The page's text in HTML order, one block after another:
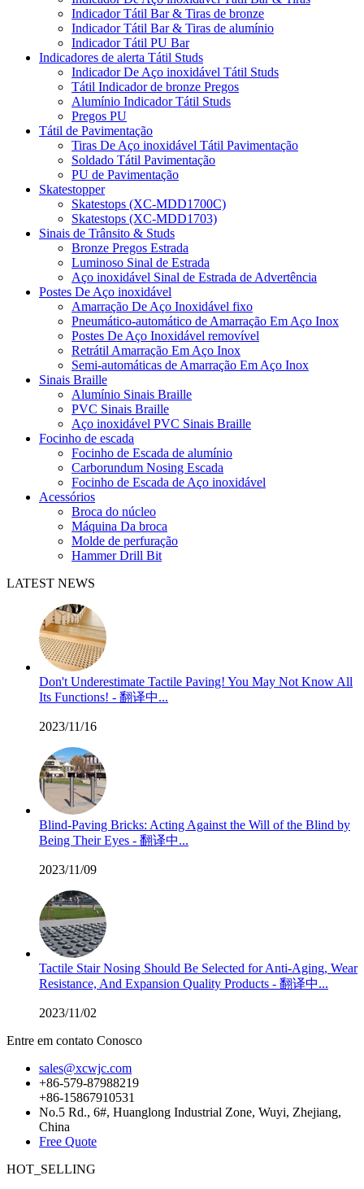
Indicador Tátil Bar & Tiras de bronze
Indicador Tátil Bar & Tiras de alumínio
Indicador Tátil PU Bar
Indicadores de alerta Tátil Studs
Indicador De Aço inoxidável Tátil Studs
Tátil Indicador de bronze Pregos
Alumínio Indicador Tátil Studs
Pregos PU
Tátil de Pavimentação
Tiras De Aço inoxidável Tátil Pavimentação
Soldado Tátil Pavimentação
PU de Pavimentação
Skatestopper
Skatestops (XC-MDD1700C)
Skatestops (XC-MDD1703)
Sinais de Trânsito & Studs
Bronze Pregos Estrada
Luminoso Sinal de Estrada
Aço inoxidável Sinal de Estrada de Advertência
Postes De Aço inoxidável
Amarração De Aço Inoxidável fixo
Pneumático-automático de Amarração Em Aço Inox
Postes De Aço Inoxidável removível
Retrátil Amarração Em Aço Inox
Semi-automáticas de Amarração Em Aço Inox
Sinais Braille
Alumínio Sinais Braille
PVC Sinais Braille
Aço inoxidável PVC Sinais Braille
Focinho de escada
Focinho de Escada de alumínio
Carborundum Nosing Escada
Focinho de Escada de Aço inoxidável
Acessórios
Broca do núcleo
Máquina Da broca
Molde de perfuração
Hammer Drill Bit
LATEST NEWS
Don't Underestimate Tactile Paving! You May Not Know All
Its Functions! - 翻译中...
2023/11/16
Blind-Paving Bricks: Acting Against the Will of the Blind by
Being Their Eyes - 翻译中...
2023/11/09
Tactile Stair Nosing Should Be Selected for Anti-Aging, Wear
Resistance, And Expansion Quality Products - 翻译中...
2023/11/02
Entre em contato Conosco
sales@xcwjc.com
+86-579-87988219
+86-15867910531
No.5 Rd., 6#, Huanglong Industrial Zone, Wuyi, Zhejiang,
China
Free Quote
HOT_SELLING